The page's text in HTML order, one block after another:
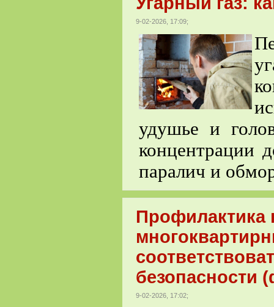
9-02-2026, 17:09;
удушье и
концентрации
паралич и
Профилактика
безопасности
9-02-2026, 17:02;